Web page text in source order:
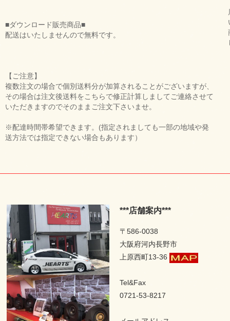
■ダウンロード販売商品■
配送はいたしませんので無料です。
【ご注意】
複数注文の場合で個別送料分が加算されることがございますが、
その場合は注文後送料をこちらで修正計算しましてご連絡させて
いただきますのでそのままご注文下さいませ。
※配達時間帯希望できます。(指定されましても一部の地域や発
送方法では指定できない場合もあります）
***店舗案内***
〒586-0038
大阪府河内長野市
上原西町13-36
Tel&Fax
0721-53-8217